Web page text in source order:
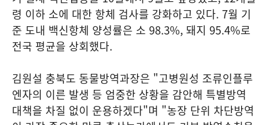
령 이하 소에 대한 항체 검사를 강화하고 있다. 7월 기
준 도내 백신항체 양성률은 소 98.3%, 돼지 95.4%로
전국 평균을 상회했다.
김원설 충북도 동물방역과장은 "고병원성 조류인플루
엔자의 이른 발생 등 엄중한 상황을 감안해 특별방역
대책을 차질 없이 운용하겠다"며 "농장 단위 차단방역